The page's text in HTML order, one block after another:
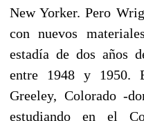
New Yorker. Pero
con nuevos
estadía de dos años
entre 1948 y 1950.
Greeley, Colorado -
estudiando en el